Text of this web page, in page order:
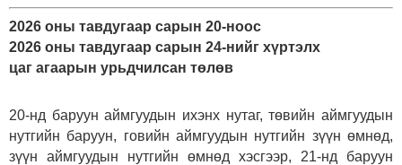
2026 оны тавдугаар сарын 20-ноос
2026 оны тавдугаар сарын 24-нийг хүртэлх
цаг агаарын урьдчилсан төлөв
20-нд баруун аймгуудын ихэнх нутаг, төвийн аймгуудын
нутгийн баруун, говийн аймгуудын нутгийн зүүн өмнөд,
зүүн аймгуудын нутгийн өмнөд хэсгээр, 21-нд баруун